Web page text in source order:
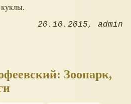
20.10.2015 admin
Зоопарк,